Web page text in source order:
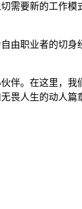
要新的工作
由职业者的切
。在这里，
畏人生的动人篇